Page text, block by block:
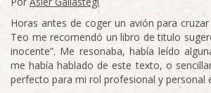
Horas antes de coger un avión para
Teo me recomendó un libro de titulo
inocente”. Me resonaba, había leído
me había hablado de este texto, o
perfecto para mi rol profesional y personal